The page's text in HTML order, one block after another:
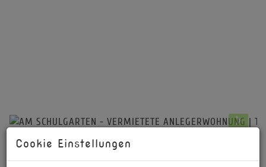
Cookie Einstellungen